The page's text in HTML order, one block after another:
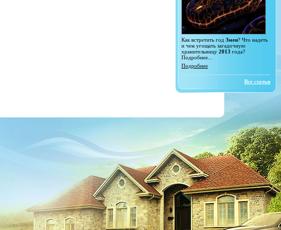
Как встретить год Змеи? Что надеть
и чем угощать загадочную
хранительницу 2013 года?
Подробнее...
Подробнее
Все статьи